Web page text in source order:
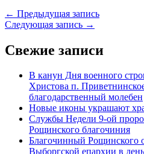
← Предыдущая запись
Следующая запись →
Свежие записи
В канун Дня военного
Христова п.
благодарственный молебен
Новые иконы украшают
Службы Недели 9-ой
Рощинского благочиния
Благочинный Рощинского
Выборгской епархии в